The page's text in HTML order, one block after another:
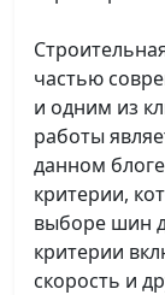
частью
и одним из
работы
данном
критерии,
выборе шин
критерии
скорость и